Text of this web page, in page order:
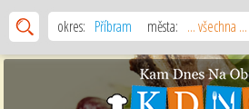
okres: Příbram města: ... všechna ...